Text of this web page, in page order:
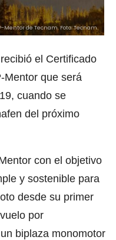
Mentor de Tecnam. Foto: Tecnam.
el Certificado
Mentor que será
cuando se
del próximo
con el objetivo
y sostenible para
desde su primer
por
biplaza monomotor